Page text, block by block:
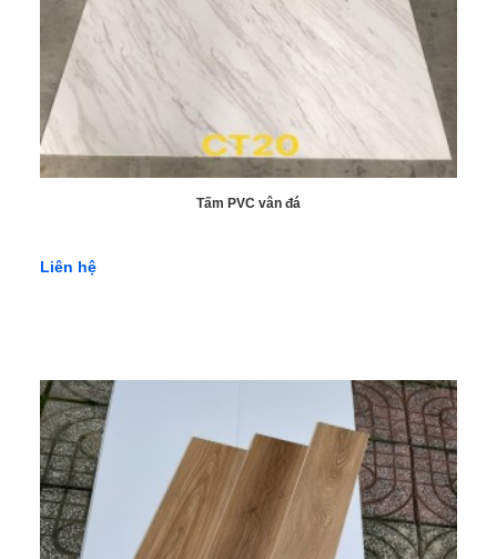
Tấm PVC vân đá
Liên hệ